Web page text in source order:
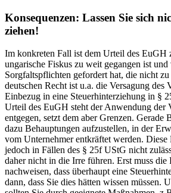
Konsequenzen: Lassen Sie sich
ziehen!
Im konkreten Fall ist dem Urteil des EuGH
ungarische Fiskus zu weit gegangen ist
Sorgfaltspflichten gefordert hat, die nicht
deutschen Recht ist u.a. die Versagung des
Einbezug in eine Steuerhinterziehung in §
Urteil des EuGH steht der Anwendung der
entgegen, setzt dem aber Grenzen. Gerade
dazu Behauptungen aufzustellen, in der
vom Unternehmer entkräftet werden. Diese
jedoch in Fällen des § 25f UStG nicht
daher nicht in die Irre führen. Erst muss
nachweisen, dass überhaupt eine
dann, dass Sie dies hätten wissen müssen.